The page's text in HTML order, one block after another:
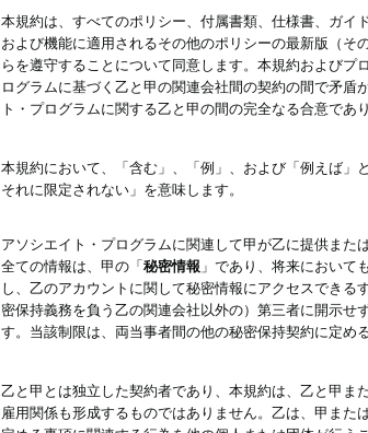
本規約は、すべてのポリシー、付属書類、仕様書、ガイ
および機能に適用されるその他のポリシーの最新版（
らを遵守することについて同意します。本規約および
ログラムに基づく乙と甲の関連会社間の契約の間で矛
ト・プログラムに関する乙と甲の間の完全なる合意であ
本規約において、「含む」、「例」、および「例えば」
それに限定されない」を意味します。
アソシエイト・プログラムに関連して甲が乙に提供ま
全ての情報は、甲の「秘密情報 」であり、将来において
し、乙のアカウントに関して秘密情報にアクセスでき
密保持義務を負う乙の関連会社以外の）第三者に開示せ
す。当該制限は、両当事者間の他の秘密保持契約に定め
乙と甲とは独立した契約者であり、本規約は、乙と甲
雇用関係も形成するものではありません。乙は、甲ま